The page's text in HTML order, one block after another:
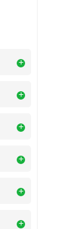
+
+
+
+
+
+